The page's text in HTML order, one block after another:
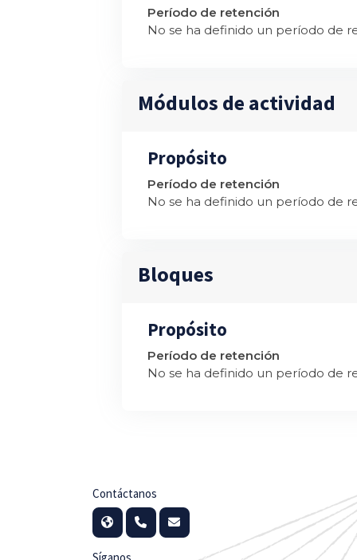
Período de retención
No se ha definido un período de
Módulos de actividad
Propósito
Período de retención
No se ha definido un período de
Bloques
Propósito
Período de retención
No se ha definido un período de
Contáctanos